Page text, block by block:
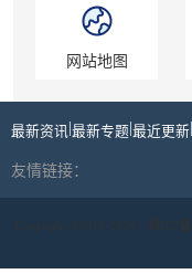
网站地图
最新资讯 最新专题 最近更新
友情链接：